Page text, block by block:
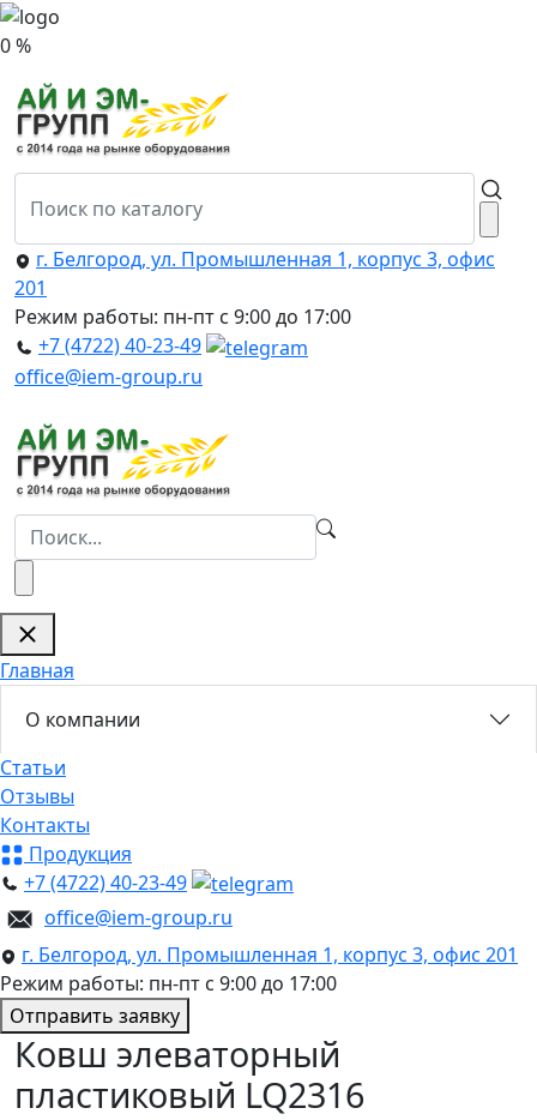
0 %
г. Белгород, ул. Промышленная 1, корпус 3, офис
201
Режим работы: пн-пт с 9:00 до 17:00
+7 (4722) 40-23-49
office@iem-group.ru
Главная
О компании
Статьи
Отзывы
Контакты
Продукция
+7 (4722) 40-23-49
office@iem-group.ru
г. Белгород, ул. Промышленная 1, корпус 3, офис 201
Режим работы: пн-пт с 9:00 до 17:00
Отправить заявку
Ковш элеваторный
пластиковый LQ2316